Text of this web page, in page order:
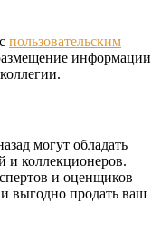
пользовательским
информации
могут обладать
и коллекционеров.
и оценщиков
выгодно продать ваш